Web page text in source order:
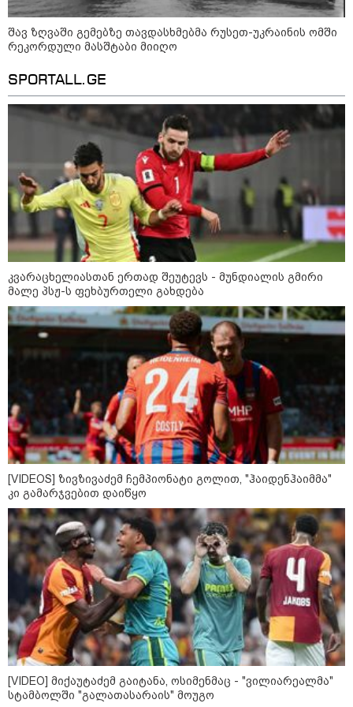
09:36 / 08-08-2026
"ბავშვობიდან ასე ვარ..
ფანატიკურად ვარ შეყვარებული
საქართველოზე" - გაიცანით
23:15 / 07-08-2026
ამოუცნობი ანომალიური
მოვლენები - ტრამპის
ადმინისტრაციამ “UFO”- ს
ფაილების მორიგი პაკეტი
გამოაქვეყნა
22:30 / 07-08-2026
ინტერნეტში ამაღელვებელი
კადრები ვრცელდება - როგორ
გადაარჩინა 56 წლის კაცმა
ბავშვები აბობოქრებულ ზღვაში
დახრჩობას
კატეგორიის ყველა სიახლე
"უნდა დაგვხვრიტოთ? - არა,
თქვენი დახვრეტა რაში გვაწყობს,
გუდაუთაში ქართველ ტყვეებში
უნდა გადაგცვალოთ..."
როდის დაიწყო რეალურად
საქართველო-რუსეთის ომი და
მთავარი შეცდომა, რომელიც
საბედისწერო გამოდგა
შავ ზღვაში გემებზე
თავდასხმებმა რუსეთ-უკრაინის
ომში რეკორდული მასშტაბი
მიიღო
შავ ზღვაში გემებზე თავდასხმებმა რუსეთ-უკრაინის ომში
რეკორდული მასშტაბი მიიღო
SPORTALL.GE
კვარაცხელიასთან ერთად შეუტევს - მუნდიალის გმირი
მალე პსჟ-ს ფეხბურთელი გახდება
[VIDEOS] ზივზივაძემ ჩემპიონატი გოლით, "ჰაიდენჰაიმმა"
კი გამარჯვებით დაიწყო
[VIDEO] მიქაუტაძემ გაიტანა, ოსიმენმაც - "ვილიარეალმა"
სტამბოლში "გალათასარაის" მოუგო